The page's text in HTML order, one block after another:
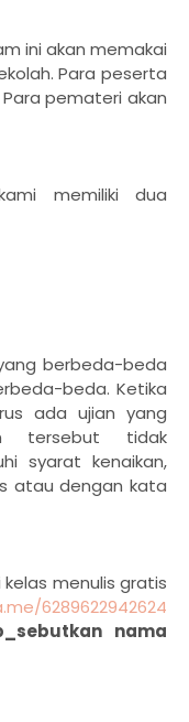
ini akan memakai
Para peserta
pemateri akan
memiliki dua
berbeda-beda
beda. Ketika
ada ujian yang
tersebut tidak
syarat kenaikan,
atau dengan kata
menulis gratis
6289622942624
nama